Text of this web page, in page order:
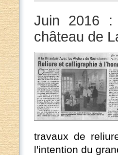
Juin 2016 :
château de
travaux de
l'intention du